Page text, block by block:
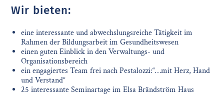
Wir bieten:
eine interessante und abwechslungsreiche Tätigkeit im
Rahmen der Bildungsarbeit im Gesundheitswesen
einen guten Einblick in den Verwaltungs- und
Organisationsbereich
ein engagiertes Team frei nach Pestalozzi:“…mit Herz, Hand
und Verstand“
25 interessante Seminartage im Elsa Brändström Haus